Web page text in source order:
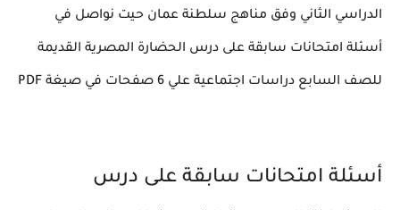
الدراسي الثاني وفق مناهج سلطنة عمان حيت نواصل في
أسئلة امتحانات سابقة على درس الحضارة المصرية القديمة
للصف السابع دراسات اجتماعية علي 6 صفحات في صيغة PDF
أسئلة امتحانات سابقة على درس